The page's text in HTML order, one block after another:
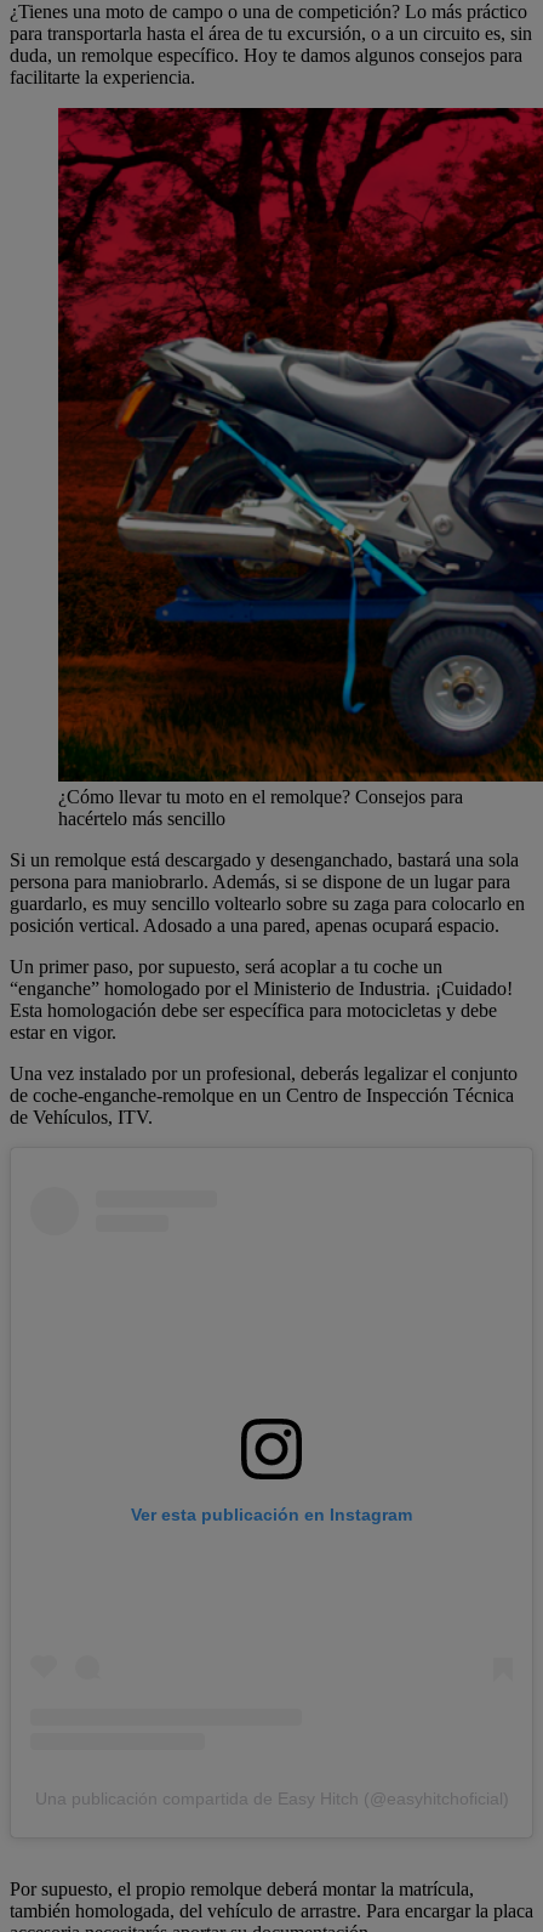
¿Tienes una moto de campo o una de competición? Lo más práctico
para transportarla hasta el área de tu excursión, o a un circuito es, sin
duda, un remolque específico. Hoy te damos algunos consejos para
facilitarte la experiencia.
¿Cómo llevar tu moto en el remolque? Consejos para
hacértelo más sencillo
Si un remolque está descargado y desenganchado, bastará una sola
persona para maniobrarlo. Además, si se dispone de un lugar para
guardarlo, es muy sencillo voltearlo sobre su zaga para colocarlo en
posición vertical. Adosado a una pared, apenas ocupará espacio.
Un primer paso, por supuesto, será acoplar a tu coche un
“enganche” homologado por el Ministerio de Industria. ¡Cuidado!
Esta homologación debe ser específica para motocicletas y debe
estar en vigor.
Una vez instalado por un profesional, deberás legalizar el conjunto
de coche-enganche-remolque en un Centro de Inspección Técnica
de Vehículos, ITV.
Ver esta publicación en Instagram
Una publicación compartida de Easy Hitch (@easyhitchoficial)
Por supuesto, el propio remolque deberá montar la matrícula,
también homologada, del vehículo de arrastre. Para encargar la placa